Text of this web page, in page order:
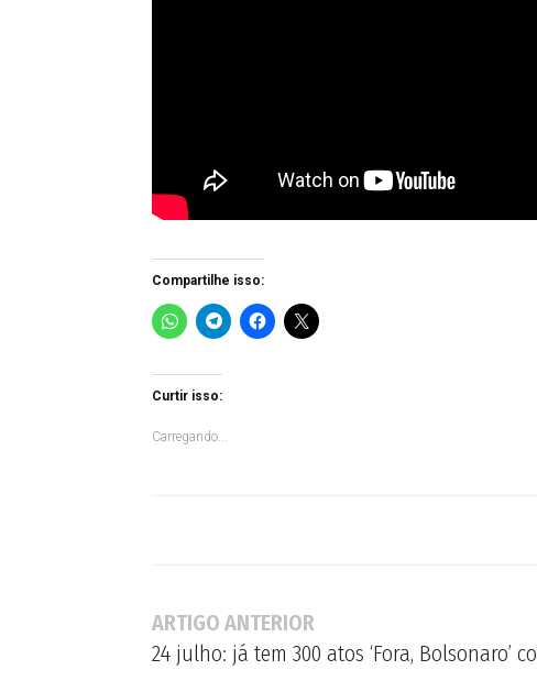
Compartilhe isso:
Curtir isso:
Carregando...
ARTIGO ANTERIOR
24 julho: já tem 300 atos ‘Fora, Bolsonaro’